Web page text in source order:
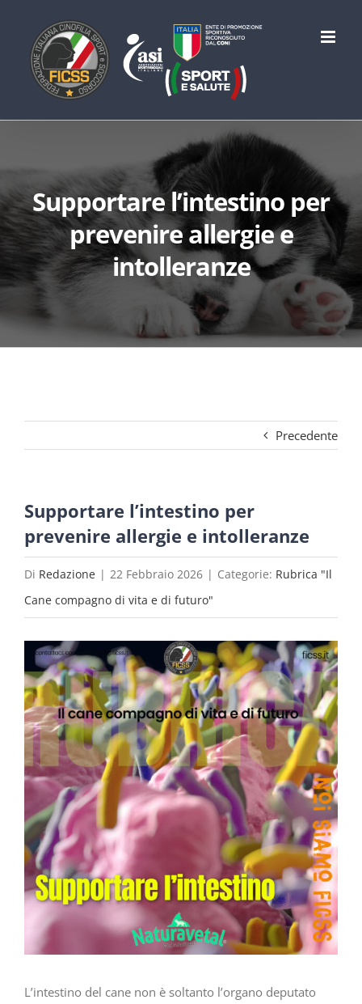
contenuto
Supportare l’intestino per
prevenire allergie e
intolleranze
Precedente
Supportare l’intestino per
prevenire allergie e intolleranze
Di Redazione | 22 Febbraio 2026 | Categorie: Rubrica "Il
Cane compagno di vita e di futuro"
Ingrandisci
immagine
L’intestino del cane non è soltanto l’organo deputato